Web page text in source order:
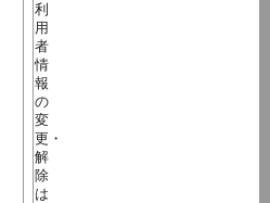
利
用
者
情
報
の
変
更・
解
除
は